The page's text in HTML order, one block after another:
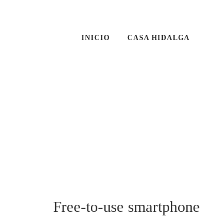
INICIO CASA HIDALGA
Free-to-use smartphone